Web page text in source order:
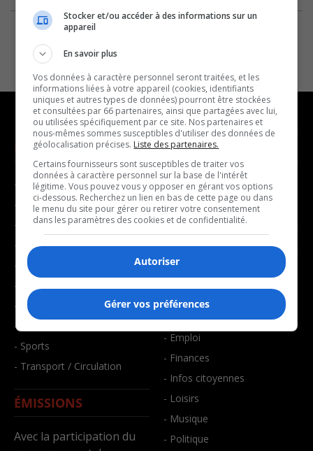
NOUVELLES
- Affaires municipales
- Communauté / Social
- Culture
- Économie
- Éducation
- Environnement
- Faits divers
- Santé et bien-être
- Sports
- Transport / Circulation
ÉMISSIONS
Avec la participation du
MUSIQUE
- Décompte franco
- Joué récemment
BALADOS
- Affaires
- Art de vivre
- Bien-être
- Emploi
- Finances
- Infos citoyennes
- Loisirs
- Musique
- Politique
Stocker et/ou accéder à des informations sur un
appareil
En savoir plus
Vos données à caractère personnel seront traitées, et les
informations liées à votre appareil (cookies, identifiants
uniques et autres types de données) pourront être stockées
et consultées par 66 partenaires, ainsi que partagées avec lui,
ou utilisées spécifiquement par ce site. Nos partenaires et
nous-mêmes sommes susceptibles d'utiliser des données de
géolocalisation précises. Liste des partenaires.
Certains fournisseurs sont susceptibles de traiter vos
données à caractère personnel sur la base de l'intérêt
légitime. Vous pouvez vous y opposer en gérant vos options
ci-dessous. Recherchez un lien en bas de cette page ou dans
le menu du site pour gérer ou retirer votre consentement
dans les paramètres des cookies et de confidentialité.
Autoriser
Gérer vos préférences